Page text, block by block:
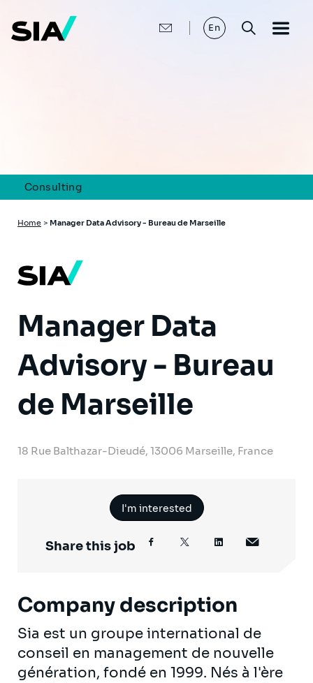
main
content
En
Consulting
Breadcrumb
Home > Manager Data Advisory - Bureau de Marseille
Manager Data
Advisory - Bureau
de Marseille
18 Rue Balthazar-Dieudé, 13006 Marseille, France
I'm interested
Share this job
Company description
Sia est un groupe international de
conseil en management de nouvelle
génération, fondé en 1999. Nés à l'ère